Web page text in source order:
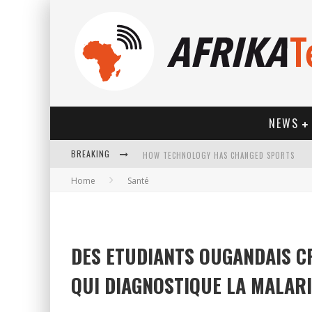
NEWS
BREAKING HOW TECHNOLOGY HAS CHANGED SPORTS
Home Santé
DES ETUDIANTS OUGANDAIS
QUI DIAGNOSTIQUE LA